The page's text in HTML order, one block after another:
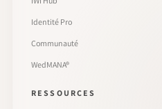
Identité Pro
Communauté
WedMANA®
RESSOURCES